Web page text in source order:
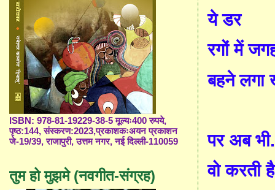
ये डर
रगों में
बहने लगा
पर अब
वो करती
ISBN: 978-81-19229-38-5 मूल्यः400 रुपये,
पृष्ठ:144, संस्करण:2023,प्रकाशकःअयन प्रकाशन
जे-19/39, राजापुरी, उत्तम नगर, नई दिल्ली-110059
तुम हो मुझमे (नवगीत-संग्रह)